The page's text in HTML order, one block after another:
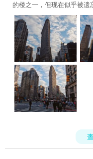
的楼之一，但现在似乎被遗